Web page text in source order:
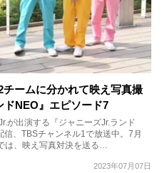
ームに分かれて映え写真撮
NEO』エピソード7
が出演する『ジャニーズJr.ランド
、TBSチャンネル1で放送中。7月
は、映え写真対決を送る…
2023年07月07日